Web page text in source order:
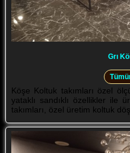
Grı
Köşe Koltuk takımları özel
yataklı sandıklı özellikler ile
takımları, özel üretim koltuk